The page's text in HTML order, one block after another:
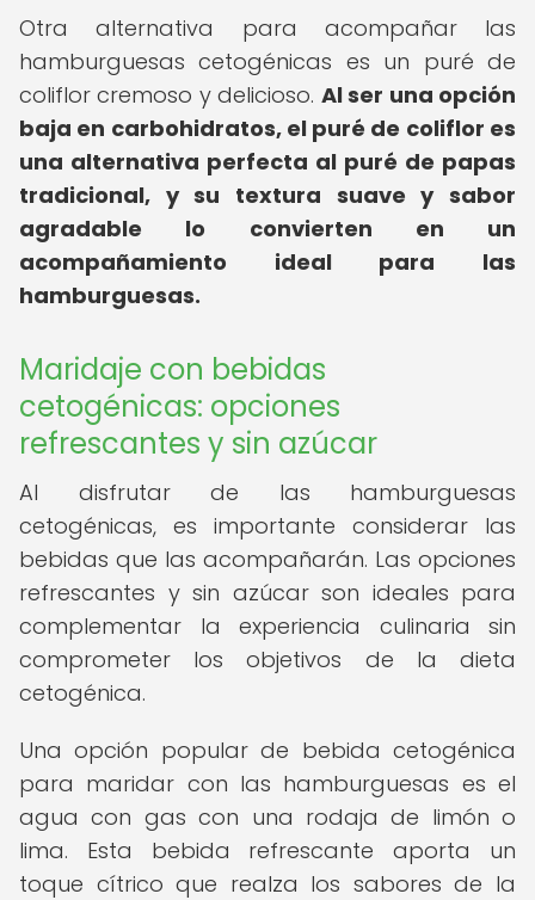
Otra alternativa para acompañar las
hamburguesas cetogénicas es un puré de
coliflor cremoso y delicioso. Al ser una opción
baja en carbohidratos, el puré de coliflor es
una alternativa perfecta al puré de papas
tradicional, y su textura suave y sabor
agradable lo convierten en un
acompañamiento ideal para las
hamburguesas.
Maridaje con bebidas
cetogénicas: opciones
refrescantes y sin azúcar
Al disfrutar de las hamburguesas
cetogénicas, es importante considerar las
bebidas que las acompañarán. Las opciones
refrescantes y sin azúcar son ideales para
complementar la experiencia culinaria sin
comprometer los objetivos de la dieta
cetogénica.
Una opción popular de bebida cetogénica
para maridar con las hamburguesas es el
agua con gas con una rodaja de limón o
lima. Esta bebida refrescante aporta un
toque cítrico que realza los sabores de la